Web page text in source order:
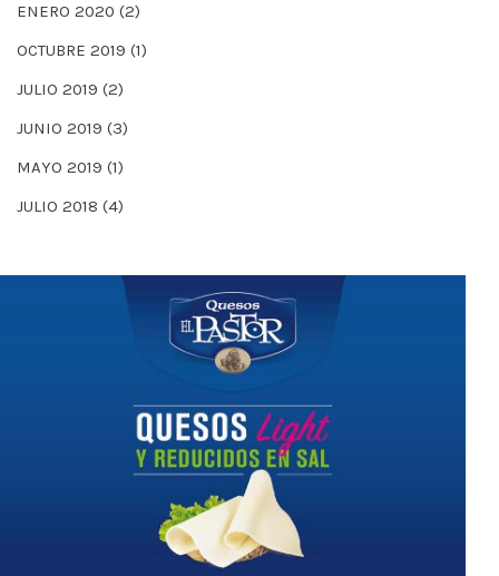
ENERO 2020 (2)
OCTUBRE 2019 (1)
JULIO 2019 (2)
JUNIO 2019 (3)
MAYO 2019 (1)
JULIO 2018 (4)